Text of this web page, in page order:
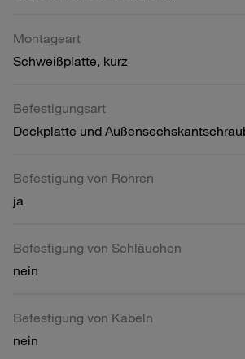
Montageart
Schweißplatte, kurz
Befestigungsart
Deckplatte und
Befestigung von Rohren
ja
Befestigung von Schläuchen
nein
Befestigung von Kabeln
nein